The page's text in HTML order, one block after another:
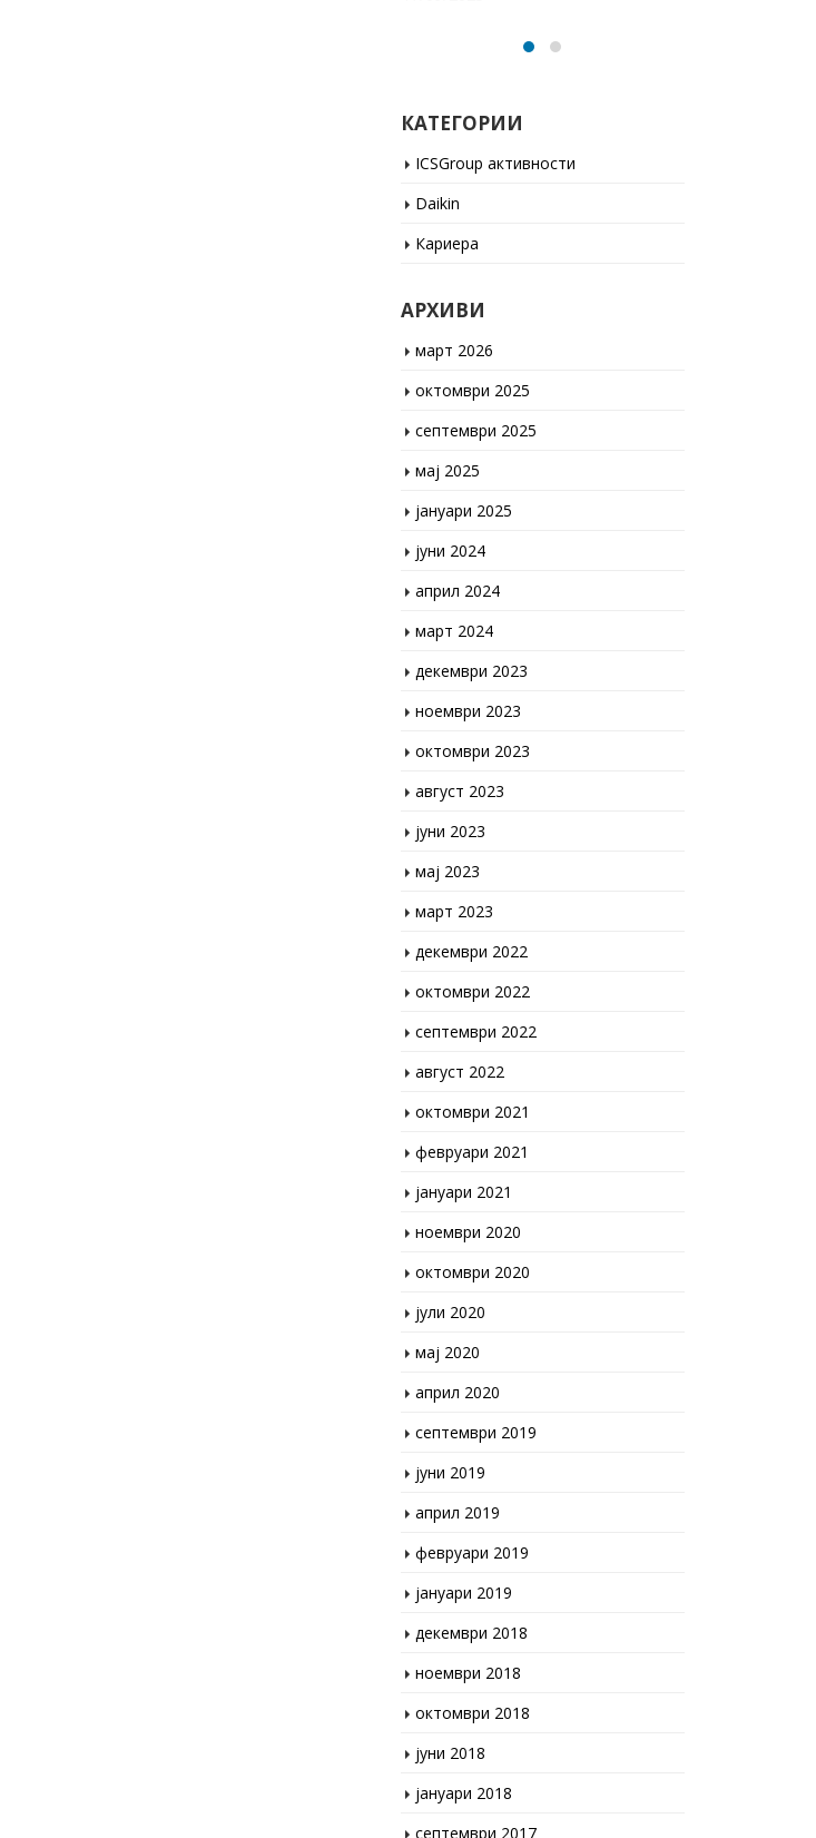
ICSGroup активности
Daikin
Кариера
март 2026
октомври 2025
септември 2025
мај 2025
јануари 2025
јуни 2024
април 2024
март 2024
декември 2023
ноември 2023
октомври 2023
август 2023
јуни 2023
мај 2023
март 2023
декември 2022
октомври 2022
септември 2022
август 2022
октомври 2021
февруари 2021
јануари 2021
ноември 2020
октомври 2020
јули 2020
мај 2020
април 2020
септември 2019
јуни 2019
април 2019
февруари 2019
јануари 2019
декември 2018
ноември 2018
октомври 2018
јуни 2018
јануари 2018
септември 2017